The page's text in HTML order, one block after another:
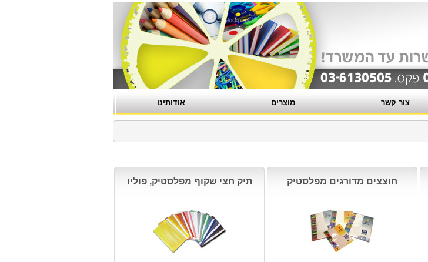
צור קשר מוצרים אודותינו
חוצצים מדורגים מפלסטיק תיק חצי שקוף מפלסטיק, פוליו